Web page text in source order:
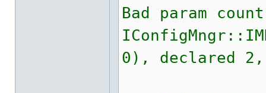
Bad param
0), declared